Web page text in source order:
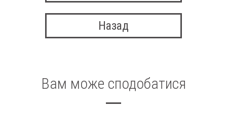
Назад
Вам може сподобатися